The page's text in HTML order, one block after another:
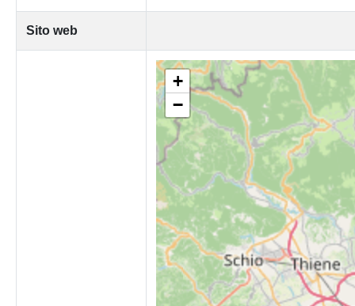
Sito web
+
−